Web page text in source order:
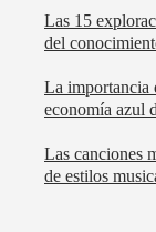
Las 15
del
La importancia
economía azul
Las canciones
de estilos